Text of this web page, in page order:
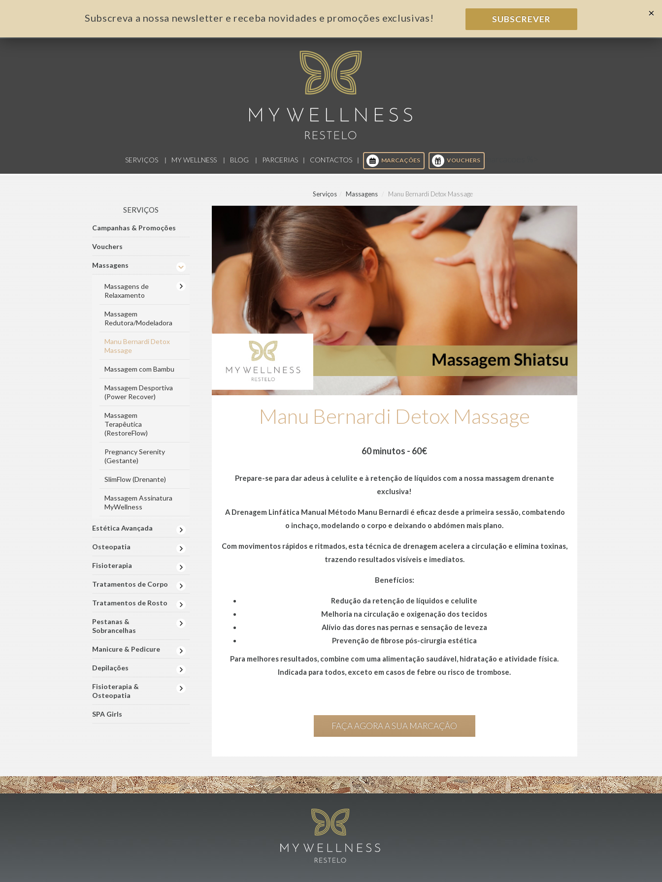
×
Subscreva a nossa newsletter e receba novidades e promoções exclusivas! SUBSCREVER
SERVIÇOS MY WELLNESS BLOG PARCERIAS CONTACTOS MARCAÇÕES VOUCHERS
Serviços Massagens Manu Bernardi Detox Massage
SERVIÇOS
Campanhas & Promoções
Vouchers
Massagens
Massagens de
Relaxamento
Massagem
Redutora/Modeladora
Manu Bernardi Detox
Massage
Massagem com Bambu
Massagem Desportiva
(Power Recover)
Massagem
Terapêutica
(RestoreFlow)
Pregnancy Serenity
(Gestante)
SlimFlow (Drenante)
Massagem Assinatura
MyWellness
Estética Avançada
Osteopatia
Fisioterapia
Tratamentos de Corpo
Tratamentos de Rosto
Pestanas &
Sobrancelhas
Manicure & Pedicure
Depilações
Fisioterapia &
Osteopatia
SPA Girls
Manu Bernardi Detox Massage
60 minutos - 60€
Prepare-se para dar adeus à celulite e à retenção de líquidos com a nossa massagem drenante
exclusiva!
A Drenagem Linfática Manual Método Manu Bernardi é eficaz desde a primeira sessão, combatendo
o inchaço, modelando o corpo e deixando o abdómen mais plano.
Com movimentos rápidos e ritmados, esta técnica de drenagem acelera a circulação e elimina toxinas,
trazendo resultados visíveis e imediatos.
Benefícios:
Redução da retenção de líquidos e celulite
Melhoria na circulação e oxigenação dos tecidos
Alívio das dores nas pernas e sensação de leveza
Prevenção de fibrose pós-cirurgia estética
Para melhores resultados, combine com uma alimentação saudável, hidratação e atividade física.
Indicada para todos, exceto em casos de febre ou risco de trombose.
FAÇA AGORA A SUA MARCAÇÃO